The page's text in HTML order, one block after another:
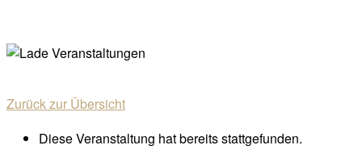
content
Menu
Zurück zur Übersicht
Diese Veranstaltung hat bereits stattgefunden.